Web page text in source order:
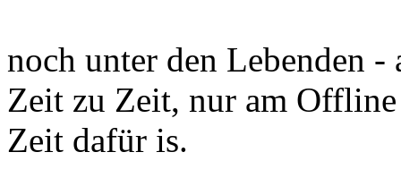
noch unter den Lebenden
Zeit zu Zeit, nur am
Zeit dafür is.